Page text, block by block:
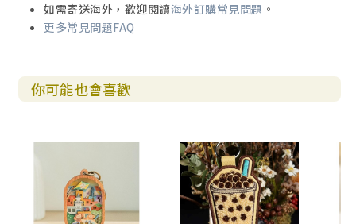
如需寄送海外，歡迎閱讀海外訂購常見問題 。
更多常見問題FAQ
你可能也會喜歡